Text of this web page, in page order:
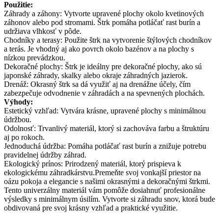
Použitie:
Záhrady a záhony: Vytvorte upravené plochy okolo kvetinových
záhonov alebo pod stromami. Štrk pomáha potláčať rast burín a
udržiava vlhkosť v pôde.
Chodníky a terasy: Použite štrk na vytvorenie štýlových chodníkov
a terás. Je vhodný aj ako povrch okolo bazénov a na plochy s
nízkou prevádzkou.
Dekoračné plochy: Štrk je ideálny pre dekoračné plochy, ako sú
japonské záhrady, skalky alebo okraje záhradných jazierok.
Drenáž: Okrasný štrk sa dá využiť aj na drenážne účely, čím
zabezpečuje odvodnenie v záhradách a na spevnených plochách.
Výhody:
Estetický vzhľad: Vytvára krásne, upravené plochy s minimálnou
údržbou.
Odolnosť: Trvanlivý materiál, ktorý si zachováva farbu a štruktúru
aj po rokoch.
Jednoduchá údržba: Pomáha potláčať rast burín a znižuje potrebu
pravidelnej údržby záhrad.
Ekologický prínos: Prirodzený materiál, ktorý prispieva k
ekologickému záhradkárstvu.Premeňte svoj vonkajší priestor na
oázu pokoja a elegancie s našimi okrasnými a dekoračnými štrkmi.
Tento univerzálny materiál vám pomôže dosiahnuť profesionálne
výsledky s minimálnym úsilím. Vytvorte si záhradu snov, ktorá bude
obdivovaná pre svoj krásny vzhľad a praktické využitie.